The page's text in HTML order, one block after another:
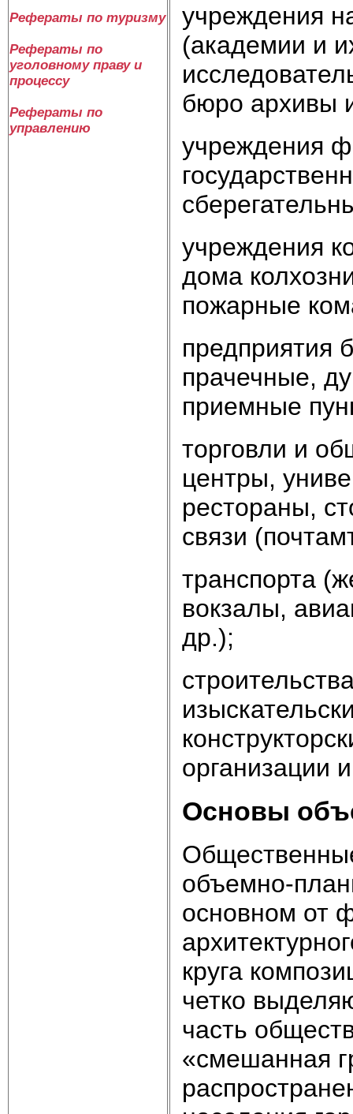
Рефераты по туризму
Рефераты по
уголовному праву и
процессу
Рефераты по
управлению
учреждения
(академии и
бюро архивы
учреждения
учреждения
дома
пожарные
предприятия
прачечные,
приемные
торговли и
центры,
рестораны,
связи
транспорта
вокзалы,
др.);
Основы
объемно-
основном от
круга
четко
часть
«смешанная